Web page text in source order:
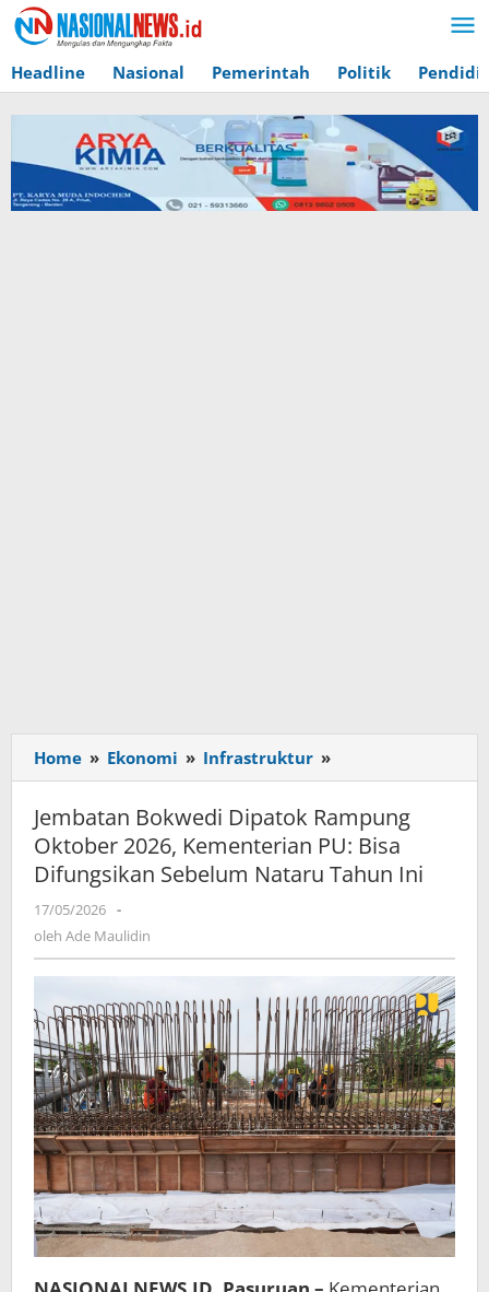
Lewati
ke
konten
Headline Nasional Pemerintah Politik
Home » Ekonomi » Infrastruktur »
Bokwedi
Rampung
Oktober
2026,
Difungsikan
Sebelum
Nataru
Tahun
Ini
Jembatan Bokwedi Dipatok Rampung
Oktober 2026, Kementerian PU: Bisa
Difungsikan Sebelum Nataru Tahun Ini
17/05/2026 oleh
Ade
-
oleh Ade Maulidin